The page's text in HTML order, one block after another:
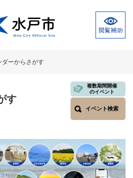
ダーからさがす
す
複数期間開催
のイベント
イベント検索